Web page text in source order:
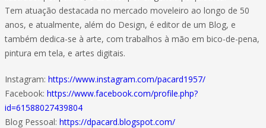
Tem atuação destacada no mercado moveleiro ao longo de 50
anos, e atualmente, além do Design, é editor de um Blog, e
também dedica-se à arte, com trabalhos à mão em bico-de-pena,
pintura em tela, e artes digitais.
Instagram: https://www.instagram.com/pacard1957/
Facebook: https://www.facebook.com/profile.php?
id=61588027439804
Blog Pessoal: https://dpacard.blogspot.com/